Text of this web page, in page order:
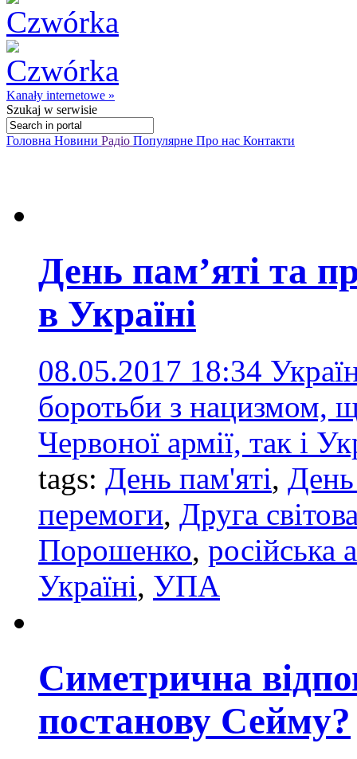
Kanały internetowe »
Szukaj w serwisie
Головна Новини Радіо Популярне Про нас Контакти
День пам’яті та
в Україні
08.05.2017 18:34
боротьби з нацизмом,
Червоної армії, так і
tags: День пам'яті,
перемоги, Друга
Порошенко, російська
Україні, УПА
Симетрична
постанову Сейму?